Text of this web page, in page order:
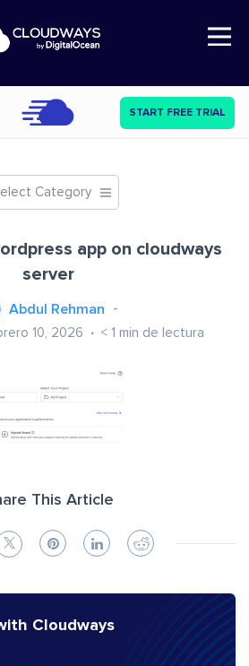
Open Nav
START FREE TRIAL
Category
app on cloudways
server
Abdul Rehman
10, 2026 < 1 min de lectura
This Article
Cloudways